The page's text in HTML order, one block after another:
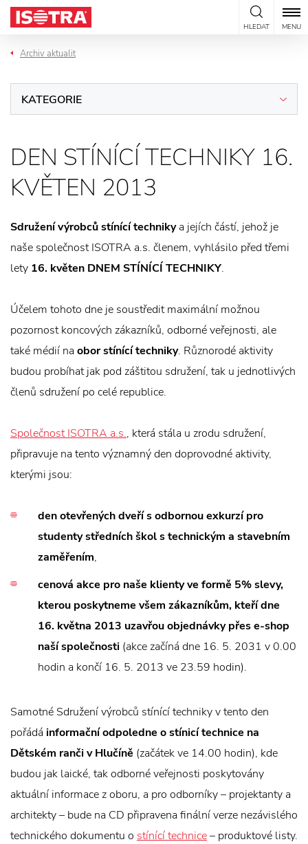
Přeskočit na obsah
HLEDAT MENU
Archiv aktualit
KATEGORIE
DEN STÍNÍCÍ TECHNIKY 16.
KVĚTEN 2013
Sdružení výrobcůstínící technikya jejích částí, jehož je
naše společnost ISOTRA a.s. členem, vyhlásilo před třemi
lety 16. květen DNEM STÍNÍCÍ TECHNIKY.
Účelem tohoto dne je soustředit maximální možnou
pozornost koncových zákazníků, odborné veřejnosti, ale
také médií naobor stínící techniky. Různorodé aktivity
budou probíhat jak pod záštitou sdružení, tak u jednotlivých
členů sdružení po celé republice.
Společnost ISOTRA a.s., která stála u zrodu sdružení,
připravuje na tento významný den doprovodné aktivity,
kterými jsou:
den otevřených dveří s odbornou exkurzí pro
studenty středních škol s technickým a stavebním
zaměřením,
cenová akce pro naše klienty ve formě 5% slevy,
kterou poskytneme všem zákazníkům, kteří dne
16. května 2013 uzavřou objednávky přes e-shop
naší společnosti (akce začíná dne 16. 5. 2031 v 0.00
hodin a končí 16. 5. 2013 ve 23.59 hodin).
Samotné Sdružení výrobců stínící techniky v tento den
pořádáinformační odpoledne o stínicí technice na
Dětském ranči v Hlučíně (začátek ve 14.00 hodin), kde
budou jak laické, tak odborné veřejnosti poskytovány
aktuální informace z oboru, a pro odborníky – projektanty a
architekty – bude na CD připravena finální verze nezávislého
technického dokumentu o stínící technice– produktové listy.